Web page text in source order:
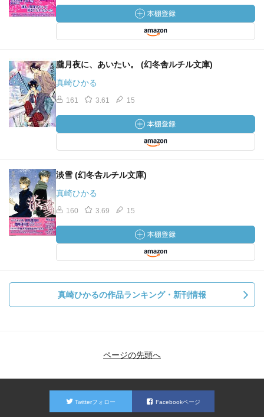
朧月夜に、あいたい。 (幻冬舎ルチル文庫)
真崎ひかる
161 3.61 15
淡雪 (幻冬舎ルチル文庫)
真崎ひかる
160 3.69 15
真崎ひかるの作品ランキング・新刊情報
ページの先頭へ
Twitterフォロー Facebookページ